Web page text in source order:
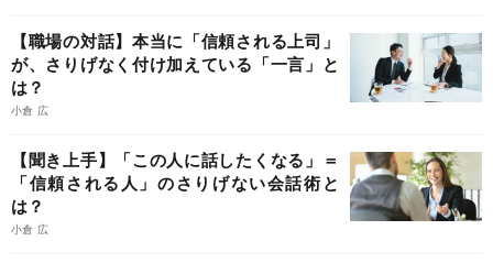
【職場の対話】本当に「信頼される上司」
が、さりげなく付け加えている「一言」と
は？
小倉 広
【聞き上手】「この人に話したくなる」＝
「信頼される人」のさりげない会話術と
は？
小倉 広